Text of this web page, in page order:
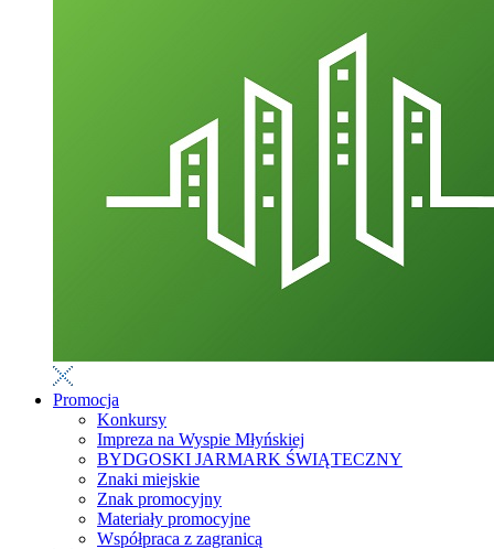
Promocja
Konkursy
Impreza na Wyspie Młyńskiej
BYDGOSKI JARMARK ŚWIĄTECZNY
Znaki miejskie
Znak promocyjny
Materiały promocyjne
Współpraca z zagranicą